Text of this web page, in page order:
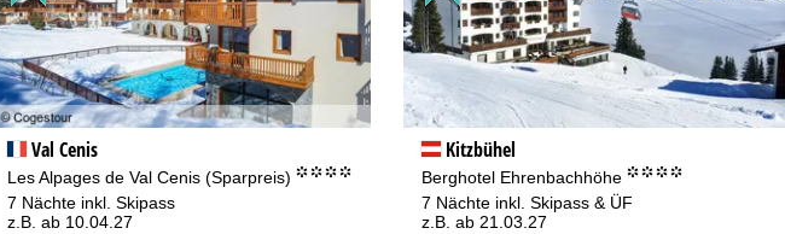
Beratung
Val Cenis
Les Alpages de Val Cenis (Sparpreis)°°°°
7 Nächte inkl. Skipass
z.B. ab 10.04.27
Kitzbühel
Berghotel Ehrenbachhöhe°°°°
7 Nächte inkl. Skipass & ÜF
z.B. ab 21.03.27